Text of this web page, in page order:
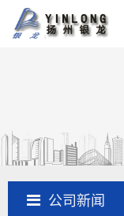
公司新闻